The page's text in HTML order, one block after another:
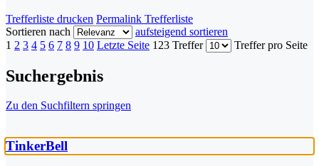
Trefferliste drucken Permalink Trefferliste
Sortieren nach
aufsteigend sortieren
1 2 3 4 5 6 7 8 9 10 Letzte Seite 123 Treffer Treffer pro Seite
Suchergebnis
Zu den Suchfiltern springen
TinkerBell